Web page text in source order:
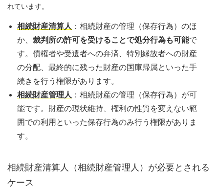
れています。
相続財産清算人 ：相続財産の管理（保存行為）のほ
か、 裁判所の許可を受けることで処分行為も可能で
す。債権者や受遺者への弁済、特別縁故者への財産
の分配、最終的に残った財産の国庫帰属といった手
続きを行う権限があります。
相続財産管理人 ：相続財産の管理（保存行為）が可
能です。財産の現状維持、権利の性質を変えない範
囲での利用といった保存行為のみ行う権限がありま
す。
相続財産清算人（相続財産管理人）が必要とされる
ケース